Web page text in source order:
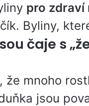
pro zdraví
Byliny,
čaje s
že mnoho
jsou